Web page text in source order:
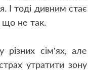
І тоді дивним стає
що не так.
сім’ях, але
утратити зону